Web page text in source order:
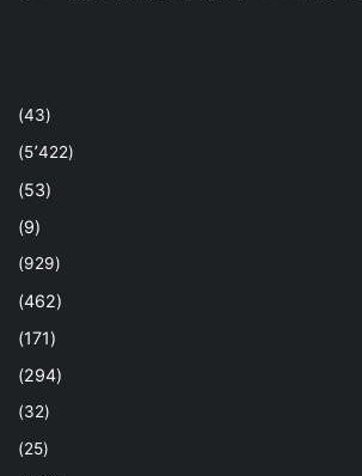
(43)
(5٬422)
(53)
(9)
(929)
(462)
(171)
(294)
(32)
(25)